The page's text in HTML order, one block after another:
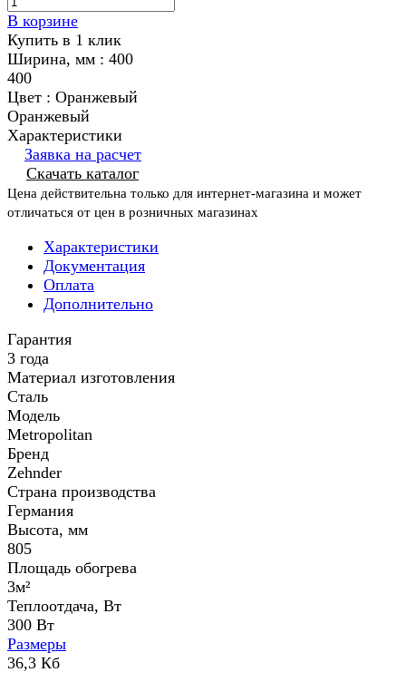
В корзине
Купить в 1 клик
Ширина, мм : 400
400
Цвет : Оранжевый
Оранжевый
Характеристики
Заявка на расчет
Скачать каталог
Цена действительна только для интернет-магазина и может
отличаться от цен в розничных магазинах
Характеристики
Документация
Оплата
Дополнительно
Гарантия
3 года
Материал изготовления
Сталь
Модель
Metropolitan
Бренд
Zehnder
Страна производства
Германия
Высота, мм
805
Площадь обогрева
3м²
Теплоотдача, Вт
300 Вт
Размеры
36,3 Кб